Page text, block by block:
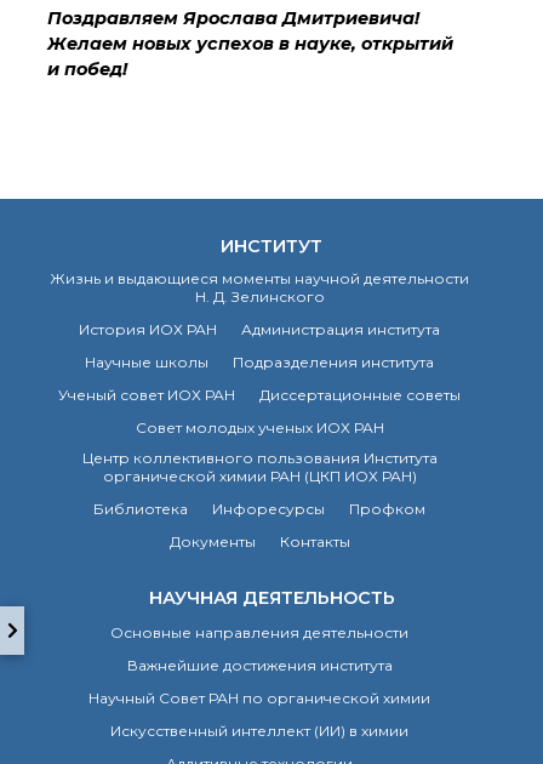
достижения института
Научный Совет РАН
по органической
Награды сотрудников
Мероприятия
Конференции
Журналы
Национальные
проекты России
Разработки
Крупный научный
по приоритетным
Аспирантура
Набор студентов
Рекомендации ВАК
Поздравляем Ярослава Дмитриевича!
Желаем новых успехов в науке, открытий
и побед!
ИНСТИТУТ
Жизнь и выдающиеся моменты научной деятельности
Н. Д. Зелинского
История ИОХ РАН
Администрация института
Научные школы
Подразделения института
Ученый совет ИОХ РАН
Диссертационные советы
Совет молодых ученых ИОХ РАН
Центр коллективного пользования Института
органической химии РАН (ЦКП ИОХ РАН)
Библиотека
Инфоресурсы
Профком
Документы
Контакты
НАУЧНАЯ ДЕЯТЕЛЬНОСТЬ
Основные направления деятельности
Важнейшие достижения института
Научный Совет РАН по органической химии
Искусственный интеллект (ИИ) в химии